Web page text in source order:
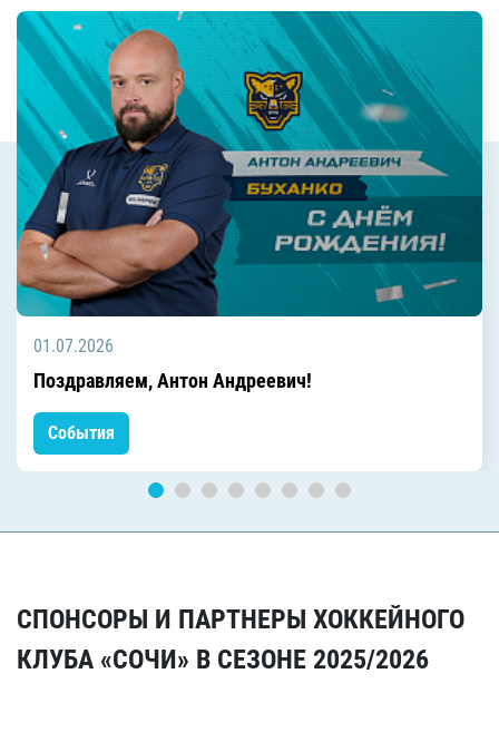
01.07.2026
Поздравляем, Антон Андреевич!
События
СПОНСОРЫ И ПАРТНЕРЫ ХОККЕЙНОГО
КЛУБА «СОЧИ» В СЕЗОНЕ 2025/2026